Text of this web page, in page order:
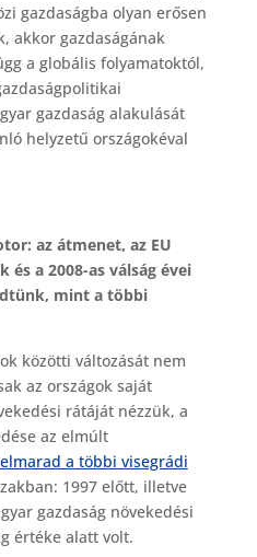
gazdaságba olyan erősen
akkor gazdaságának
a globális folyamatoktól,
gazdaság alakulását
helyzetű országokéval
az átmenet, az EU
és a 2008-as válság évei
mint a többi
közötti változását nem
az országok saját
rátáját nézzük, a
az elmúlt
a többi visegrádi
1997 előtt, illetve
gazdaság növekedési
értéke alatt volt.